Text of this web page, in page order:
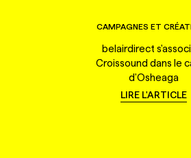
CAMPAGNES ET
belairdirect
Croissound dans le
d'Osheaga
LIRE L'ARTICLE